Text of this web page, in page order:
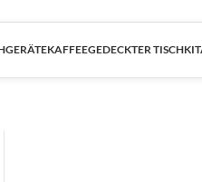
KAFFEEGEDECKTER TISCH